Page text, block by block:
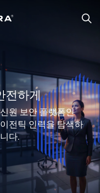
전하게
원보안 플랫폼인
전틱 인력을탐색하
다.